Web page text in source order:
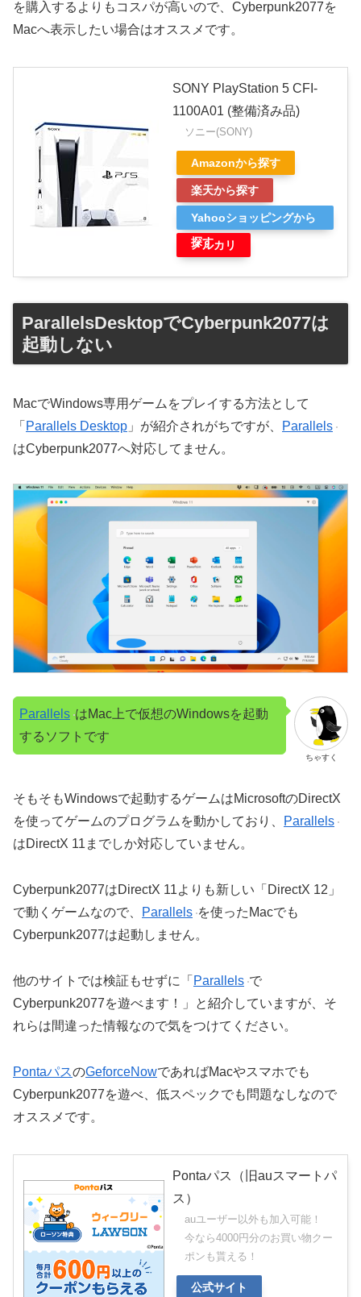
を購入するよりもコスパが高いので、Cyberpunk2077を
Macへ表示したい場合はオススメです。
SONY PlayStation 5 CFI-
1100A01 (整備済み品)
ソニー(SONY)
Amazonから探す
楽天から探す
Yahooショッピングから
探す
メルカリ
ParallelsDesktopでCyberpunk2077は
起動しない
MacでWindows専用ゲームをプレイする方法として
「 Parallels Desktop 」が紹介されがちですが、
Parallels
はCyberpunk2077へ対応してません。
ちゃすく
Parallels はMac上で仮想のWindowsを起動
するソフトです
そもそもWindowsで起動するゲームはMicrosoftのDirectX
を使ってゲームのプログラムを動かしており、
Parallels
はDirectX 11までしか対応していません。
Cyberpunk2077はDirectX 11よりも新しい「DirectX 12」
で動くゲームなので、
Parallels を使ったMacでも
Cyberpunk2077は起動しません。
他のサイトでは検証もせずに「 Parallels で
Cyberpunk2077を遊べます！」と紹介していますが、そ
れらは間違った情報なので気をつけてください。
PontaパスのGeforceNowであればMacやスマホでも
Cyberpunk2077を遊べ、低スペックでも問題なしなので
オススメです。
Pontaパス（旧auスマートパ
ス）
auユーザー以外も加入可能！
今なら4000円分のお買い物クー
ポンも貰える！
公式サイト